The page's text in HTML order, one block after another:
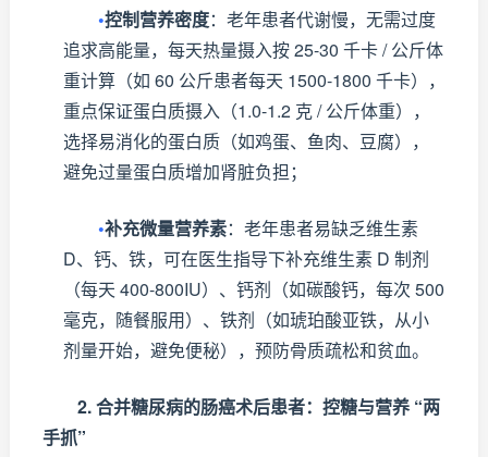
•控制营养密度：老年患者代谢慢，无需过度
追求高能量，每天热量摄入按 25-30 千卡 / 公斤体
重计算（如 60 公斤患者每天 1500-1800 千卡），
重点保证蛋白质摄入（1.0-1.2 克 / 公斤体重），
选择易消化的蛋白质（如鸡蛋、鱼肉、豆腐），
避免过量蛋白质增加肾脏负担；
•补充微量营养素：老年患者易缺乏维生素
D、钙、铁，可在医生指导下补充维生素 D 制剂
（每天 400-800IU）、钙剂（如碳酸钙，每次 500
毫克，随餐服用）、铁剂（如琥珀酸亚铁，从小
剂量开始，避免便秘），预防骨质疏松和贫血。
2. 合并糖尿病的肠癌术后患者：控糖与营养 “两
手抓”